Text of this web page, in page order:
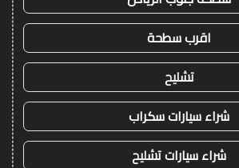
اقرب سطحة
تشليح
شراء سيارات سكراب
شراء سيارات تشليح